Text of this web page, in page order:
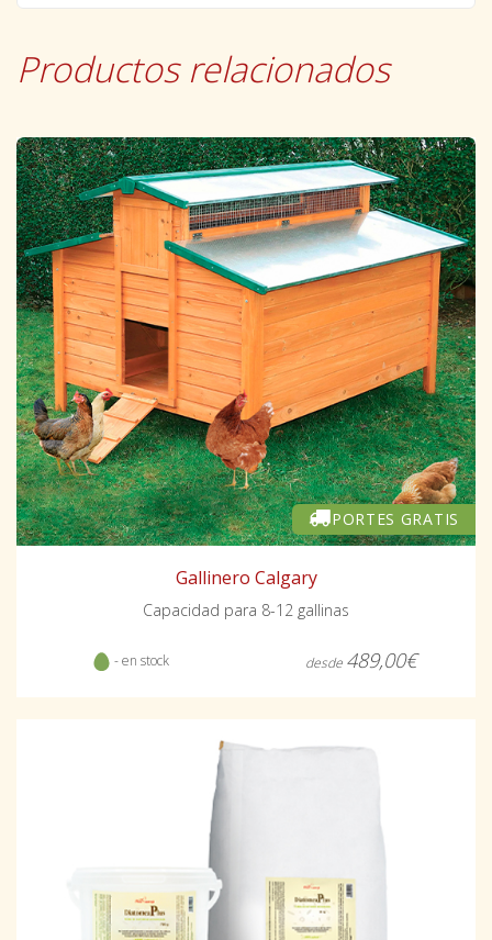
Productos relacionados
PORTES GRATIS
Gallinero Calgary
Capacidad para 8-12 gallinas
- en stock desde 489,00€